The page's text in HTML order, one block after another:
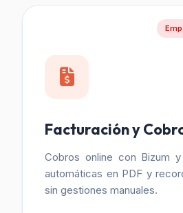
Facturación y
Cobros online con Bizum
automáticas en PDF y
sin gestiones manuales.